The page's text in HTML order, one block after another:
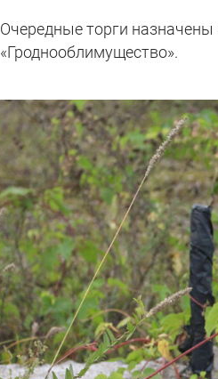
Очередные торги
«Гроднооблимущество».